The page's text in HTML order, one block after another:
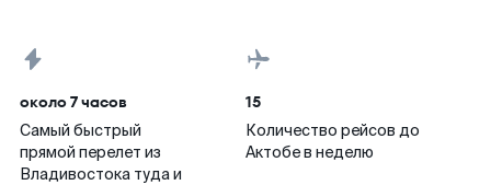
около 7 часов
Самый быстрый
прямой перелет из
Владивостока туда и
15
Количество рейсов до
Актобе в неделю